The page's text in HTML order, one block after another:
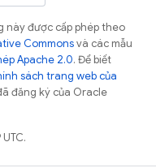
này được cấp phép theo
Commonsvà các mẫu
Apache 2.0. Để biết
sách trang web của
đăng ký của Oracle